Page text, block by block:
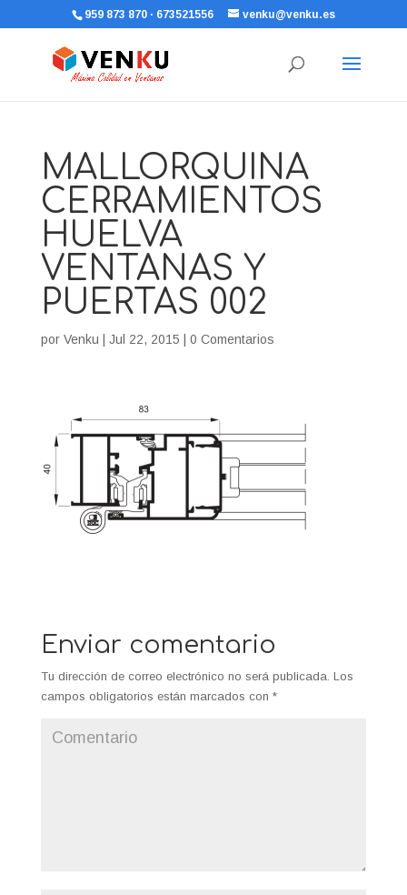
959 873 870 · 673521556 venku@venku.es
MALLORQUINA
CERRAMIENTOS
HUELVA
VENTANAS Y
PUERTAS 002
por Venku Jul 22, 2015 0 Comentarios
Enviar comentario
Tu dirección de correo electrónico no será publicada. Los
campos obligatorios están marcados con *